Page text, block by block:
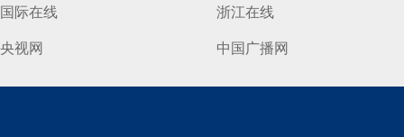
国际在线 浙江在线
央视网 中国广播网